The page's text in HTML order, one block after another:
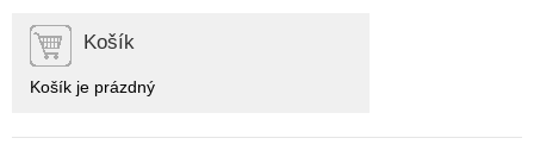
Košík
Košík je prázdný